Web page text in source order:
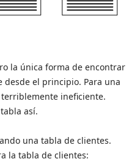
la única forma de encontrar
desde el principio. Para una
ineficiente.
así.
una tabla de clientes.
la tabla de clientes: